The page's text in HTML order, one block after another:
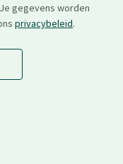
gegevens worden
privacybeleid.